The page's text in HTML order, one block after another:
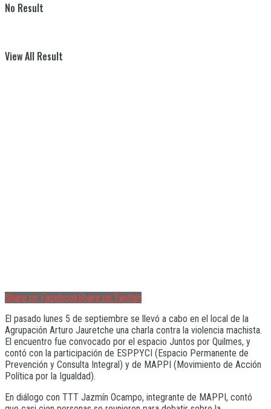
No Result
View All Result
Share on FacebookShare on Twitter
El pasado lunes 5 de septiembre se llevó a cabo en el local de la
Agrupación Arturo Jauretche una charla contra la violencia machista.
El encuentro fue convocado por el espacio Juntos por Quilmes, y
contó con la participación de ESPPYCI (Espacio Permanente de
Prevención y Consulta Integral) y de MAPPI (Movimiento de Acción
Política por la Igualdad).
En diálogo con TTT Jazmín Ocampo, integrante de MAPPI, contó